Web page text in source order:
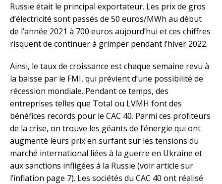
Russie était le principal exportateur. Les prix de gros
d’électricité sont passés de 50 euros/MWh au début
de l’année 2021 à 700 euros aujourd’hui et ces chiffres
risquent de continuer à grimper pendant l’hiver 2022.
Ainsi, le taux de croissance est chaque semaine revu à
la baisse par le FMI, qui prévient d’une possibilité de
récession mondiale. Pendant ce temps, des
entreprises telles que Total ou LVMH font des
bénéfices records pour le CAC 40. Parmi ces profiteurs
de la crise, on trouve les géants de l’énergie qui ont
augmenté leurs prix en surfant sur les tensions du
marché international liées à la guerre en Ukraine et
aux sanctions infligées à la Russie (voir article sur
l’inflation page 7). Les sociétés du CAC 40 ont réalisé